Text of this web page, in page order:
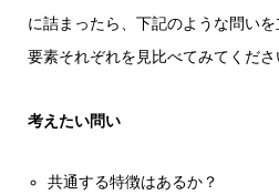
に詰まったら、下記のような問い
要素それぞれを見比べてみてくださ
考えたい問い
共通する特徴はあるか？